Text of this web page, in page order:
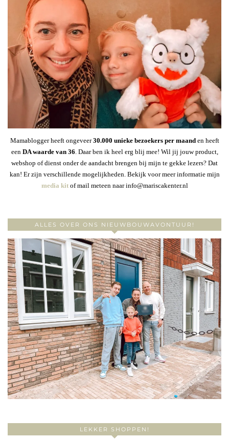
Mamablogger heeft ongeveer30.000 unieke bezoekers per maanden heeft
een DA waarde van 36. Daar ben ik heel erg blij mee! Wil jij jouw product,
webshop of dienst onder de aandacht brengen bij mijn te gekke lezers? Dat
kan! Er zijn verschillende mogelijkheden. Bekijk voor meer informatie mijn
media kitof mail meteen naar info@mariscakenter.nl
ALLES OVER ONS NIEUWBOUWAVONTUUR!
LEKKER SHOPPEN!